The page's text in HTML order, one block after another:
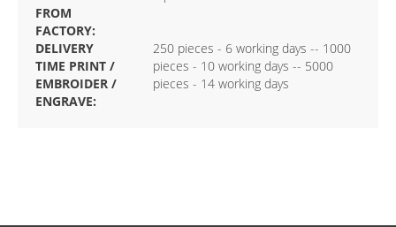
FROM
FACTORY:
DELIVERY
TIME PRINT /
EMBROIDER /
ENGRAVE:
250 pieces - 6 working days -- 1000
pieces - 10 working days -- 5000
pieces - 14 working days